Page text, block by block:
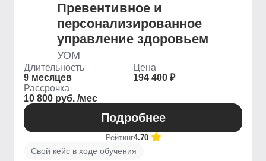
Превентивное и
персонализированное
управление здоровьем
УОМ
Длительность
9 месяцев
Цена
194 400 ₽
Рассрочка
10 800 руб. /мес
Подробнее
Рейтинг4.70
Свой кейс в ходе обучения